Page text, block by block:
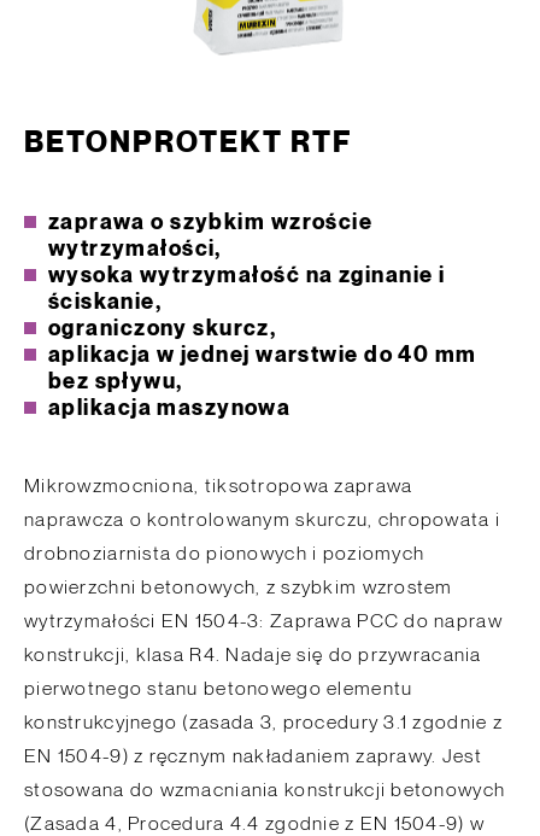
BETONPROTEKT RTF
zaprawa o szybkim wzroście
wytrzymałości,
wysoka wytrzymałość na zginanie i
ściskanie,
ograniczony skurcz,
aplikacja w jednej warstwie do 40 mm
bez spływu,
aplikacja maszynowa
Mikrowzmocniona, tiksotropowa zaprawa
naprawcza o kontrolowanym skurczu, chropowata i
drobnoziarnista do pionowych i poziomych
powierzchni betonowych, z szybkim wzrostem
wytrzymałości EN 1504-3: Zaprawa PCC do napraw
konstrukcji, klasa R4. Nadaje się do przywracania
pierwotnego stanu betonowego elementu
konstrukcyjnego (zasada 3, procedury 3.1 zgodnie z
EN 1504-9) z ręcznym nakładaniem zaprawy. Jest
stosowana do wzmacniania konstrukcji betonowych
(Zasada 4, Procedura 4.4 zgodnie z EN 1504-9) w